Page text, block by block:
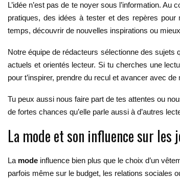
L’idée n’est pas de te noyer sous l’information.
pratiques, des idées à tester et des repères
temps, découvrir de nouvelles inspirations ou
Notre équipe de rédacteurs sélectionne des
actuels et orientés lecteur. Si tu cherches une
pour t’inspirer, prendre du recul et avancer avec
Tu peux aussi nous faire part de tes attentes ou
de fortes chances qu’elle parle aussi à d’autres
La mode et son influence sur les
La mode influence bien plus que le choix d’un
parfois même sur le budget, les relations sociales